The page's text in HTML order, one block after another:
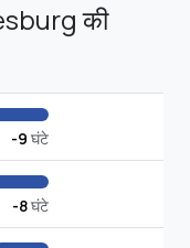
की
-9 घंटे
-8घंटे